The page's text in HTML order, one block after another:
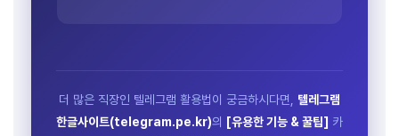
더 많은 직장인 텔레그램 활용법이 궁금하시다면, 텔레그램
한글사이트(telegram.pe.kr)의 [유용한 기능 & 꿀팁] 카